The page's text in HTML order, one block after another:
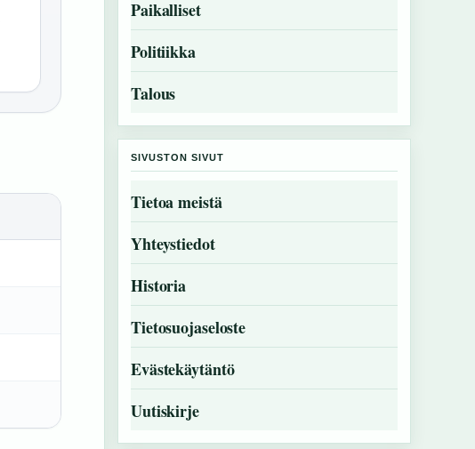
Paikalliset
Politiikka
Talous
SIVUSTON SIVUT
Tietoa meistä
Yhteystiedot
Historia
Tietosuojaseloste
Evästekäytäntö
Uutiskirje